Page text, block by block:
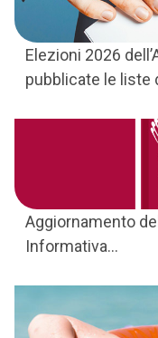
Elezioni 2026
pubblicate le liste
Aggiornamento
Informativa...